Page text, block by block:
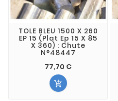
TOLE BLEU 1500 X 260
EP 15 (Plat Ep 15 X 85
X 360) : Chute
N°48447
77,70 €
